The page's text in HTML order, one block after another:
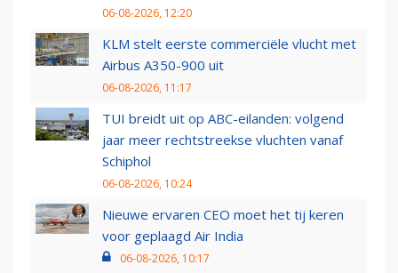
06-08-2026, 12:20
KLM stelt eerste commerciële vlucht met
Airbus A350-900 uit
06-08-2026, 11:17
TUI breidt uit op ABC-eilanden: volgend
jaar meer rechtstreekse vluchten vanaf
Schiphol
06-08-2026, 10:24
Nieuwe ervaren CEO moet het tij keren
voor geplaagd Air India
06-08-2026, 10:17